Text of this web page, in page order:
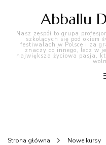
Abballu
Nasz zespół to grupa
szkolących się pod okiem
festiwalach w Polsce i za
znaczy co innego, lecz w
największa życiowa pasja,
Strona główna Nowe kursy